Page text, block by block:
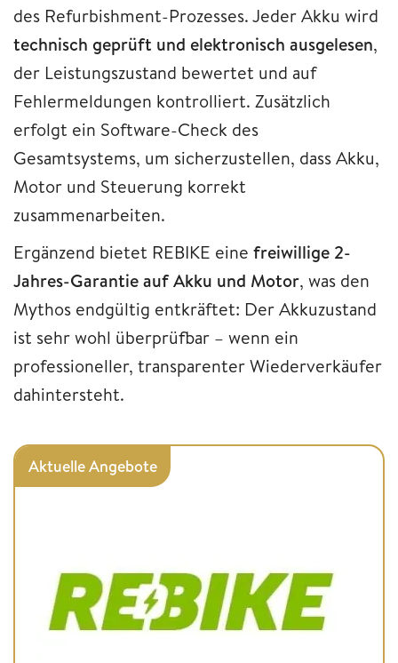
des Refurbishment-Prozesses. Jeder Akku wird
technisch geprüft und elektronisch ausgelesen,
der Leistungszustand bewertet und auf
Fehlermeldungen kontrolliert. Zusätzlich
erfolgt ein Software-Check des
Gesamtsystems, um sicherzustellen, dass Akku,
Motor und Steuerung korrekt
zusammenarbeiten.
Ergänzend bietet REBIKE eine freiwillige 2-
Jahres-Garantie auf Akku und Motor, was den
Mythos endgültig entkräftet: Der Akkuzustand
ist sehr wohl überprüfbar – wenn ein
professioneller, transparenter Wiederverkäufer
dahintersteht.
Aktuelle Angebote